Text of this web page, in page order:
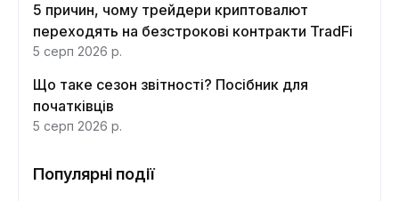
5 причин, чому трейдери криптовалют
переходять на безстрокові контракти TradFi
5 серп 2026 р.
Що таке сезон звітності? Посібник для
початківців
5 серп 2026 р.
Популярні події